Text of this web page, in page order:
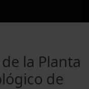
la Planta
de